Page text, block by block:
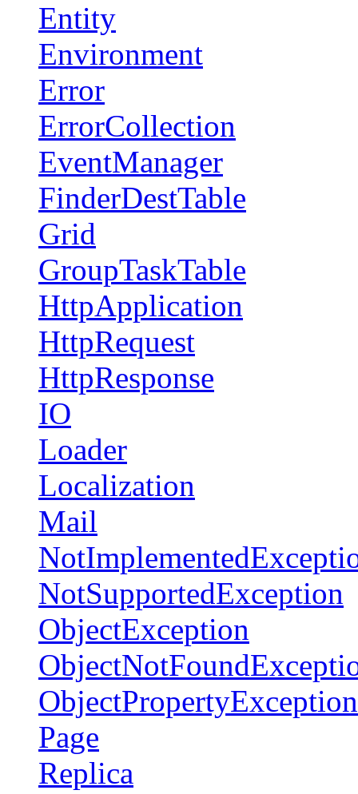
Entity
Environment
Error
ErrorCollection
EventManager
FinderDestTable
Grid
GroupTaskTable
HttpApplication
HttpRequest
HttpResponse
IO
Loader
Localization
Mail
NotSupportedException
ObjectException
ObjectPropertyException
Page
Replica